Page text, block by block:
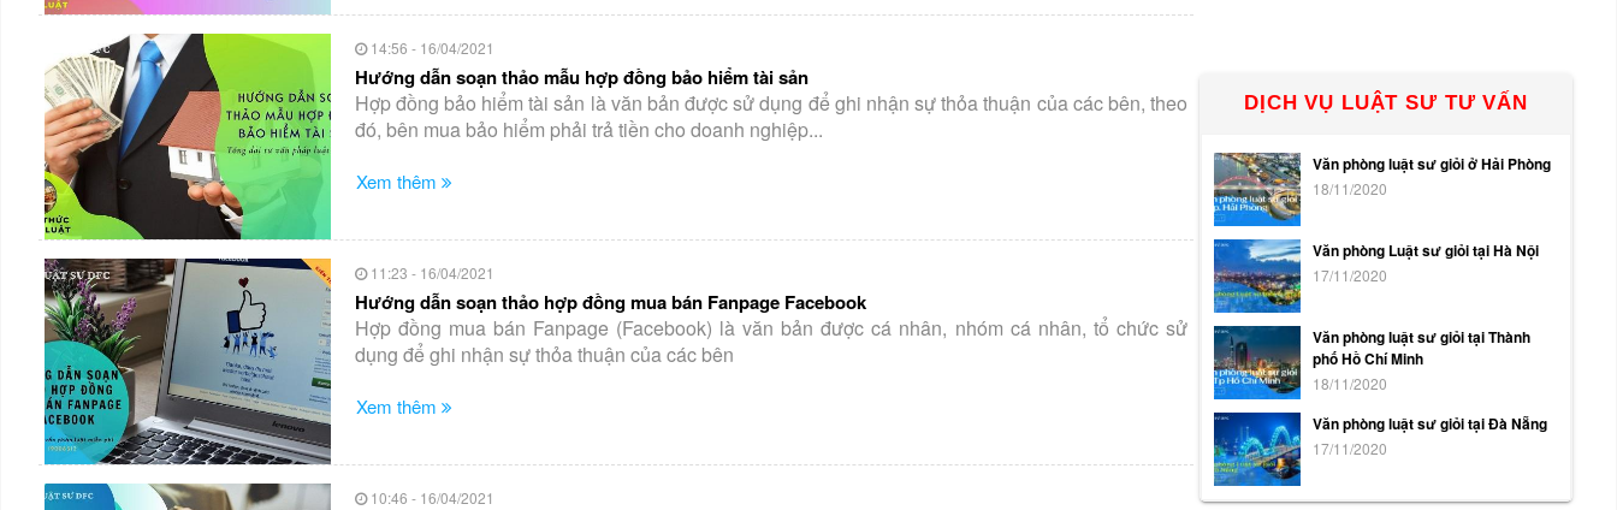
14:56 - 16/04/2021
Hướng dẫn soạn thảo mẫu hợp đồng bảo hiểm tài sản
Hợp đồng bảo hiểm tài sản là văn bản được sử dụng để ghi nhận sự thỏa thuận của các bên, theo
đó, bên mua bảo hiểm phải trả tiền cho doanh nghiệp...
Xem thêm
11:23 - 16/04/2021
Hướng dẫn soạn thảo hợp đồng mua bán Fanpage Facebook
Hợp đồng mua bán Fanpage (Facebook) là văn bản được cá nhân, nhóm cá nhân, tổ chức sử
dụng để ghi nhận sự thỏa thuận của các bên
Xem thêm
10:46 - 16/04/2021
DỊCH VỤ LUẬT SƯ TƯ VẤN
Văn phòng luật sư giỏi ở Hải Phòng
18/11/2020
Văn phòng Luật sư giỏi tại Hà Nội
17/11/2020
Văn phòng luật sư giỏi tại Thành
phố Hồ Chí Minh
18/11/2020
Văn phòng luật sư giỏi tại Đà Nẵng
17/11/2020